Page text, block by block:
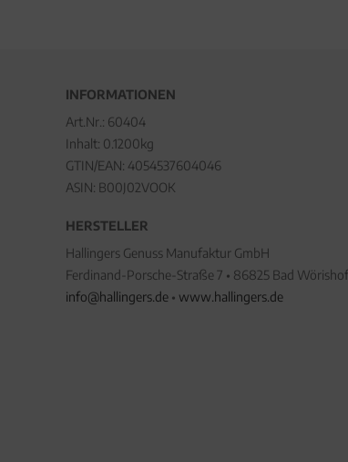
INFORMATIONEN
Art.Nr.: 60404
Inhalt: 0.1200kg
GTIN/EAN: 4054537604046
ASIN: B00J02VOOK
HERSTELLER
Hallingers Genuss Manufaktur GmbH
Ferdinand-Porsche-Straße 7 • 86825 Bad
info@hallingers.de • www.hallingers.de